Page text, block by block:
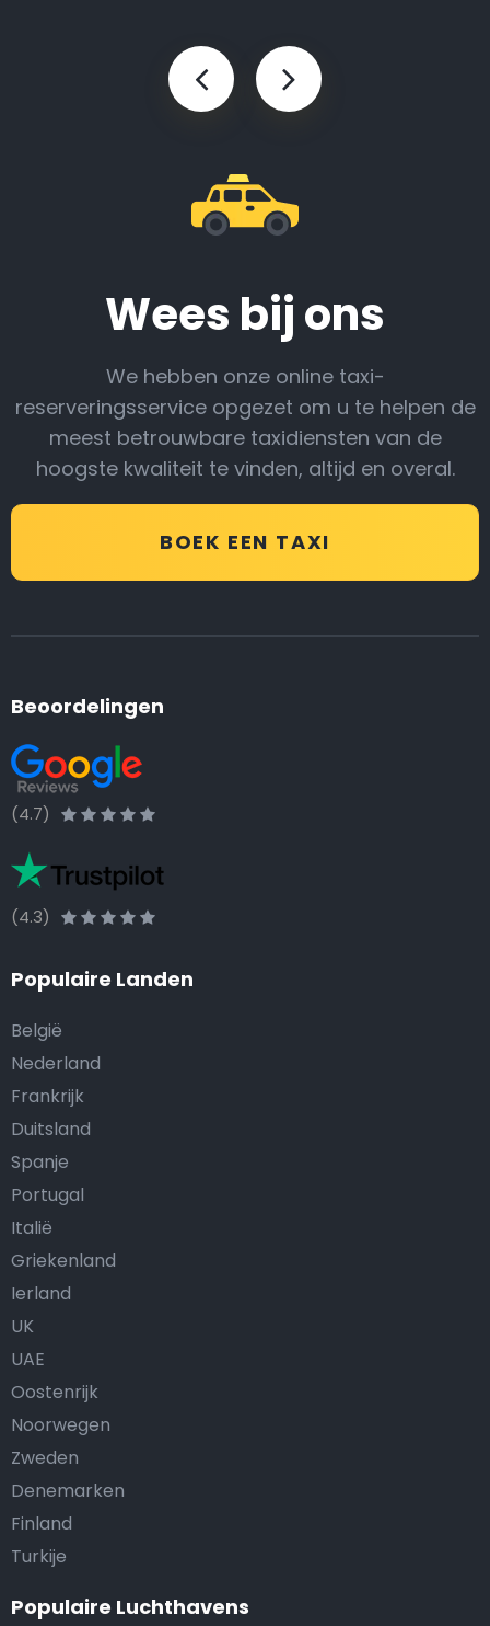
Wees bij ons
We hebben onze online taxi-
reserveringsservice opgezet om u te helpen de
meest betrouwbare taxidiensten van de
hoogste kwaliteit te vinden, altijd en overal.
BOEK EEN TAXI
Beoordelingen
(4.7)
(4.3)
Populaire Landen
België
Nederland
Frankrijk
Duitsland
Spanje
Portugal
Italië
Griekenland
Ierland
UK
UAE
Oostenrijk
Noorwegen
Zweden
Denemarken
Finland
Turkije
Populaire Luchthavens